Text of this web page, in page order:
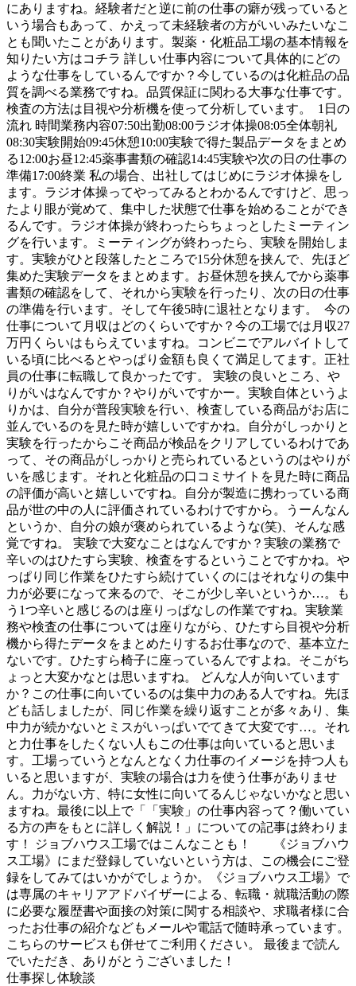
にありますね。経験者だと逆に前の仕事の癖が残っていると
いう場合もあって、かえって未経験者の方がいいみたいなこ
とも聞いたことがあります。製薬・化粧品工場の基本情報を
知りたい方はコチラ 詳しい仕事内容について具体的にどの
ような仕事をしているんですか？今しているのは化粧品の品
質を調べる業務ですね。品質保証に関わる大事な仕事です。
検査の方法は目視や分析機を使って分析しています。 1日の
流れ 時間業務内容07:50出勤08:00ラジオ体操08:05全体朝礼
08:30実験開始09:45休憩10:00実験で得た製品データをまとめ
る12:00お昼12:45薬事書類の確認14:45実験や次の日の仕事の
準備17:00終業 私の場合、出社してはじめにラジオ体操をし
ます。ラジオ体操ってやってみるとわかるんですけど、思っ
たより眼が覚めて、集中した状態で仕事を始めることができ
るんです。ラジオ体操が終わったらちょっとしたミーティン
グを行います。ミーティングが終わったら、実験を開始しま
す。実験がひと段落したところで15分休憩を挟んで、先ほど
集めた実験データをまとめます。お昼休憩を挟んでから薬事
書類の確認をして、それから実験を行ったり、次の日の仕事
の準備を行います。そして午後5時に退社となります。 今の
仕事について月収はどのくらいですか？今の工場では月収27
万円くらいはもらえていますね。コンビニでアルバイトして
いる頃に比べるとやっぱり金額も良くて満足してます。正社
員の仕事に転職して良かったです。 実験の良いところ、や
りがいはなんですか？やりがいですかー。実験自体というよ
りかは、自分が普段実験を行い、検査している商品がお店に
並んでいるのを見た時が嬉しいですかね。自分がしっかりと
実験を行ったからこそ商品が検品をクリアしているわけであ
って、その商品がしっかりと売られているというのはやりが
いを感じます。それと化粧品の口コミサイトを見た時に商品
の評価が高いと嬉しいですね。自分が製造に携わっている商
品が世の中の人に評価されているわけですから。うーんなん
というか、自分の娘が褒められているような(笑)、そんな感
覚ですね。 実験で大変なことはなんですか？実験の業務で
辛いのはひたすら実験、検査をするということですかね。や
っぱり同じ作業をひたすら続けていくのにはそれなりの集中
力が必要になって来るので、そこが少し辛いというか…。も
う1つ辛いと感じるのは座りっぱなしの作業ですね。実験業
務や検査の仕事については座りながら、ひたすら目視や分析
機から得たデータをまとめたりするお仕事なので、基本立た
ないです。ひたすら椅子に座っているんですよね。そこがち
ょっと大変かなとは思いますね。 どんな人が向いています
か？この仕事に向いているのは集中力のある人ですね。先ほ
ども話しましたが、同じ作業を繰り返すことが多々あり、集
中力が続かないとミスがいっぱいでてきて大変です…。それ
と力仕事をしたくない人もこの仕事は向いていると思いま
す。工場っていうとなんとなく力仕事のイメージを持つ人も
いると思いますが、実験の場合は力を使う仕事がありませ
ん。力がない方、特に女性に向いてるんじゃないかなと思い
ますね。最後に以上で「「実験」の仕事内容って？働いてい
る方の声をもとに詳しく解説！」についての記事は終わりま
す！ ジョブハウス工場ではこんなことも！ 《ジョブハウ
ス工場》にまだ登録していないという方は、この機会にご登
録をしてみてはいかがでしょうか。《ジョブハウス工場》で
は専属のキャリアアドバイザーによる、転職・就職活動の際
に必要な履歴書や面接の対策に関する相談や、求職者様に合
ったお仕事の紹介などもメールや電話で随時承っています。
こちらのサービスも併せてご利用ください。 最後まで読ん
でいただき、ありがとうございました！
仕事探し体験談